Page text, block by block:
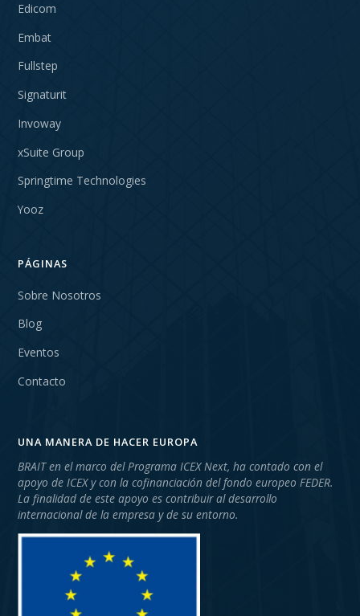
Edicom
Embat
Fullstep
Signaturit
Invoway
xSuite Group
Springtime Technologies
Yooz
PÁGINAS
Sobre Nosotros
Blog
Eventos
Contacto
UNA MANERA DE HACER EUROPA
BRAIT en el marco del Programa ICEX Next, ha contado con el
apoyo de ICEX y con la cofinanciación del fondo europeo FEDER.
La finalidad de este apoyo es contribuir al desarrollo
internacional de la empresa y de su entorno.